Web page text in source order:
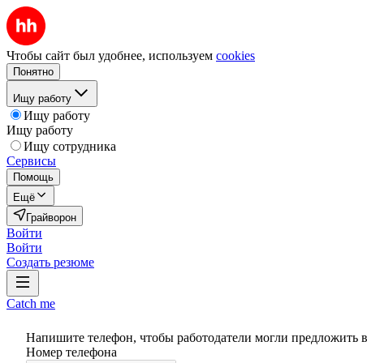
Чтобы сайт был удобнее, используем cookies
Понятно
Ищу работу
Ищу работу
Ищу работу
Ищу сотрудника
Сервисы
Помощь
Ещё
Грайворон
Войти
Войти
Создать резюме
Catch me
Напишите телефон, чтобы работодатели могли предложить
Номер телефона